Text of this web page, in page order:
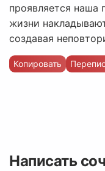
проявляется наша
жизни
создавая
Копировать
Написать